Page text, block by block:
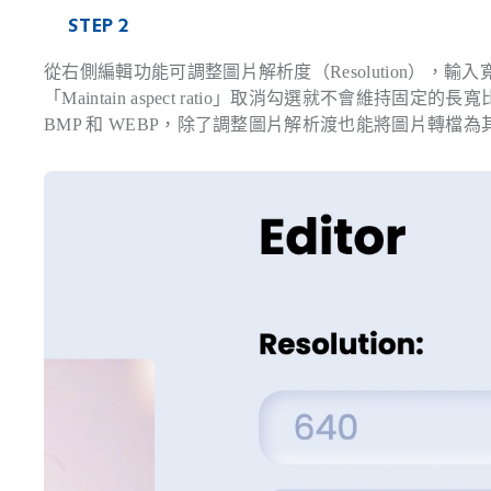
STEP 2
從右側編輯功能可調整圖片解析度（Resolution），輸
「Maintain aspect ratio」取消勾選就不會維持固定的長
BMP 和 WEBP，除了調整圖片解析渡也能將圖片轉檔為